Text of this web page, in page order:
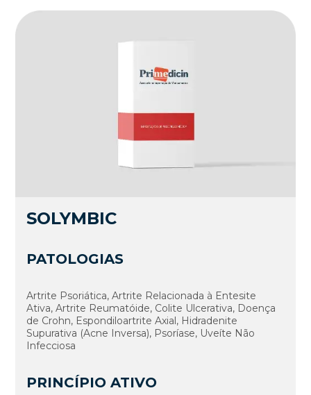
SOLYMBIC
PATOLOGIAS
Artrite Psoriática, Artrite Relacionada à Entesite
Ativa, Artrite Reumatóide, Colite Ulcerativa, Doença
de Crohn, Espondiloartrite Axial, Hidradenite
Supurativa (Acne Inversa), Psoríase, Uveíte Não
Infecciosa
PRINCÍPIO ATIVO